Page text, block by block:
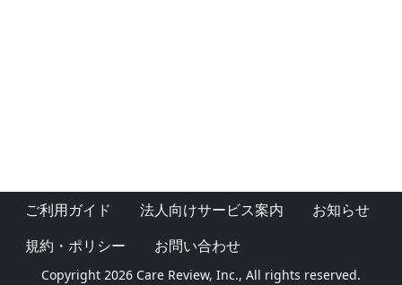
ご利用ガイド 法人向けサービス案内
お知らせ
規約・ポリシー
お問い合わせ
Copyright 2026 Care Review, Inc., All rights reserved.